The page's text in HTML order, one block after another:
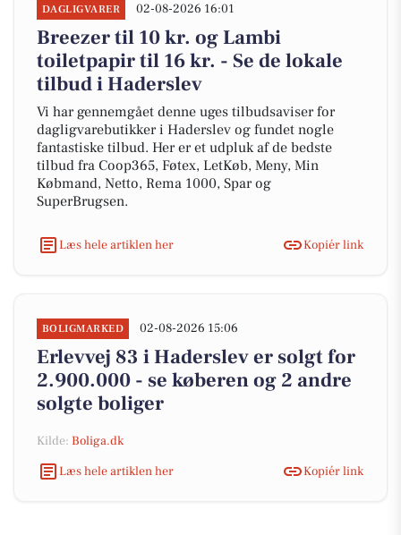
DAGLIGVARER 02-08-2026 16:01
Breezer til 10 kr. og Lambi
toiletpapir til 16 kr. - Se de lokale
tilbud i Haderslev
Vi har gennemgået denne uges tilbudsaviser for
dagligvarebutikker i Haderslev og fundet nogle
fantastiske tilbud. Her er et udpluk af de bedste
tilbud fra Coop365, Føtex, LetKøb, Meny, Min
Købmand, Netto, Rema 1000, Spar og
SuperBrugsen.
Læs hele artiklen her Kopiér link
BOLIGMARKED 02-08-2026 15:06
Erlevvej 83 i Haderslev er solgt for
2.900.000 - se køberen og 2 andre
solgte boliger
Kilde: Boliga.dk
Læs hele artiklen her
Kopiér link